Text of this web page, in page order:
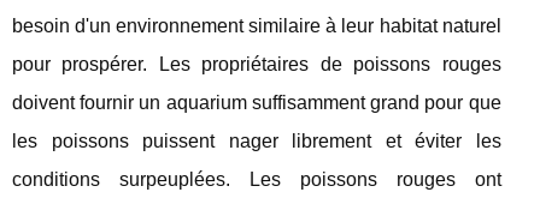
besoin d'un environnement similaire à leur habitat naturel
pour prospérer. Les propriétaires de poissons rouges
doivent fournir un aquarium suffisamment grand pour que
les poissons puissent nager librement et éviter les
conditions surpeuplées. Les poissons rouges ont